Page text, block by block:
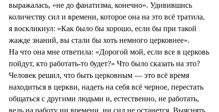
выражалась, «не до фанатизма, конечно». Удивившись
количеству сил и времени, которое она на это всё тратила,
я воскликнул: «Как было бы хорошо, если бы при такой
жажде знаний, вы стали бы хоть немного церковнее».
На что она мне ответила: «Дорогой мой, если все в церковь
пойдут, кто работать-то будет?» Что было сказать на это?
Человек решил, что быть церковным — это всё время
находиться в церкви, надеть на себя всё черное, перестать
общаться с другими людьми и, естественно, не работать,
ведь на работу ни времени, ни сил не останется. Выяснять,